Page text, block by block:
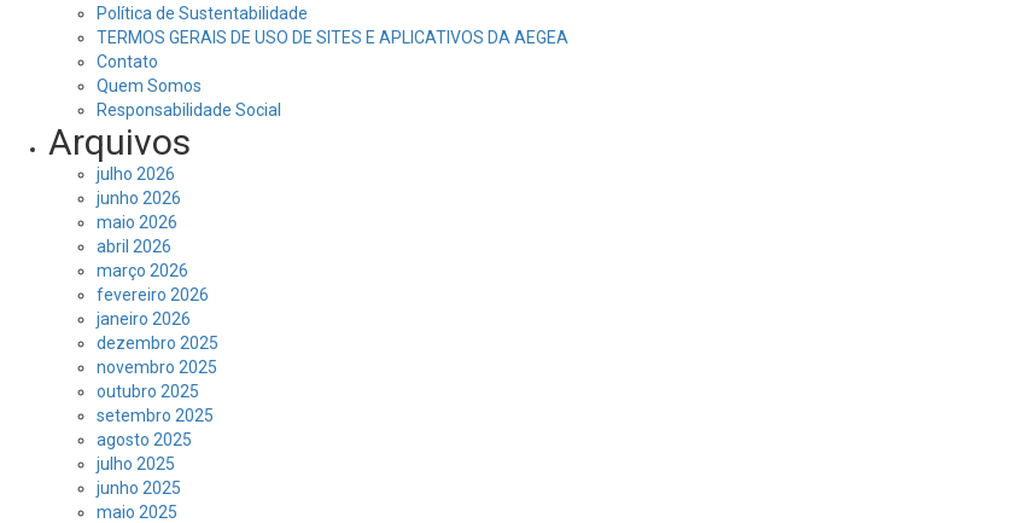
Política de Sustentabilidade
TERMOS GERAIS DE USO DE SITES E APLICATIVOS DA AEGEA
Contato
Quem Somos
Responsabilidade Social
Arquivos
julho 2026
junho 2026
maio 2026
abril 2026
março 2026
fevereiro 2026
janeiro 2026
dezembro 2025
novembro 2025
outubro 2025
setembro 2025
agosto 2025
julho 2025
junho 2025
maio 2025